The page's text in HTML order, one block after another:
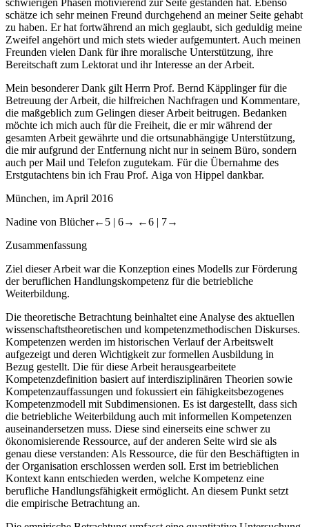
schätze ich sehr meinen Freund durchgehend an meiner Seite gehabt
zu haben. Er hat fortwährend an mich geglaubt, sich geduldig meine
Zweifel angehört und mich stets wieder aufgemuntert. Auch meinen
Freunden vielen Dank für ihre moralische Unterstützung, ihre
Bereitschaft zum Lektorat und ihr Interesse an der Arbeit.
Mein besonderer Dank gilt Herrn Prof. Bernd Käpplinger für die
Betreuung der Arbeit, die hilfreichen Nachfragen und Kommentare,
die maßgeblich zum Gelingen dieser Arbeit beitrugen. Bedanken
möchte ich mich auch für die Freiheit, die er mir während der
gesamten Arbeit gewährte und die ortsunabhängige Unterstützung,
die mir aufgrund der Entfernung nicht nur in seinem Büro, sondern
auch per Mail und Telefon zugutekam. Für die Übernahme des
Erstgutachtens bin ich Frau Prof. Aiga von Hippel dankbar.
München, im April 2016
Nadine von Blücher←5 | 6→ ←6 | 7→
Zusammenfassung
Ziel dieser Arbeit war die Konzeption eines Modells zur Förderung
der beruflichen Handlungskompetenz für die betriebliche
Weiterbildung.
Die theoretische Betrachtung beinhaltet eine Analyse des aktuellen
wissenschaftstheoretischen und kompetenzmethodischen Diskurses.
Kompetenzen werden im historischen Verlauf der Arbeitswelt
aufgezeigt und deren Wichtigkeit zur formellen Ausbildung in
Bezug gestellt. Die für diese Arbeit herausgearbeitete
Kompetenzdefinition basiert auf interdisziplinären Theorien sowie
Kompetenzauffassungen und fokussiert ein fähigkeitsbezogenes
Kompetenzmodell mit Subdimensionen. Es ist dargestellt, dass sich
die betriebliche Weiterbildung auch mit informellen Kompetenzen
auseinandersetzen muss. Diese sind einerseits eine schwer zu
ökonomisierende Ressource, auf der anderen Seite wird sie als
genau diese verstanden: Als Ressource, die für den Beschäftigten in
der Organisation erschlossen werden soll. Erst im betrieblichen
Kontext kann entschieden werden, welche Kompetenz eine
berufliche Handlungsfähigkeit ermöglicht. An diesem Punkt setzt
die empirische Betrachtung an.